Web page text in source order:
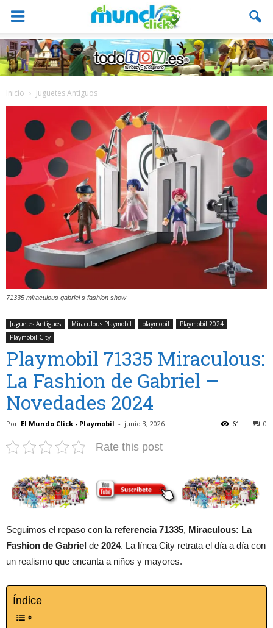
Inicio Juguetes Antiguos
71335 miraculous gabriel s fashion show
Juguetes Antiguos Miraculous Playmobil playmobil
Playmobil 2024
Playmobil City
Playmobil 71335 Miraculous:
La Fashion de Gabriel –
Novedades 2024
Por El Mundo Click - Playmobil - junio 3, 2026 0
61
Rate this post
Seguimos el repaso con la referencia 71335, Miraculous: La
Fashion de Gabriel de 2024. La línea City retrata el día a día con
un realismo que encanta a niños y mayores.
Índice